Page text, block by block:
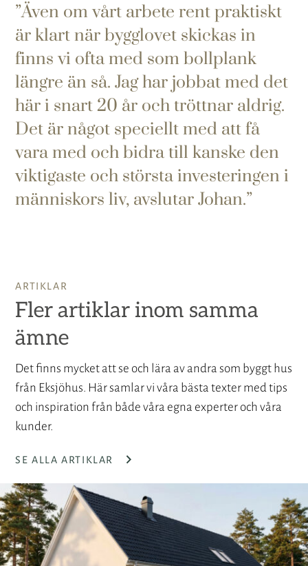
Även om vårt arbete rent praktiskt
är klart när bygglovet skickas in
finns vi ofta med som bollplank
längre än så. Jag har jobbat med det
här i snart 20 år och tröttnar aldrig.
Det är något speciellt med att få
vara med och bidra till kanske den
viktigaste och största investeringen i
människors liv, avslutar Johan.
ARTIKLAR
Fler artiklar inom samma
ämne
Det finns mycket att se och lära av andra som byggt hus
från Eksjöhus. Här samlar vi våra bästa texter med tips
och inspiration från både våra egna experter och våra
kunder.
SE ALLA ARTIKLAR